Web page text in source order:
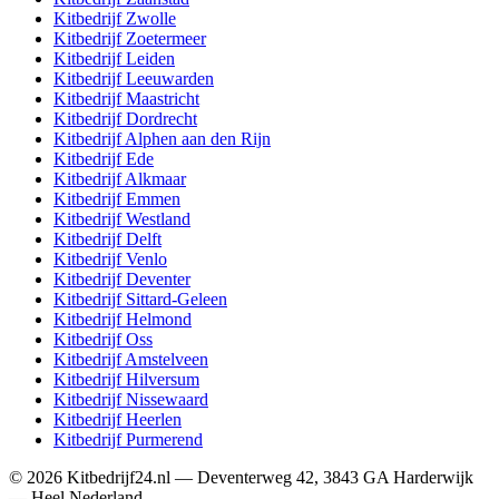
Kitbedrijf Zwolle
Kitbedrijf Zoetermeer
KitbedrijfLeiden
KitbedrijfLeeuwarden
KitbedrijfMaastricht
KitbedrijfDordrecht
KitbedrijfAlphen aan den Rijn
KitbedrijfEde
KitbedrijfAlkmaar
KitbedrijfEmmen
KitbedrijfWestland
KitbedrijfDelft
KitbedrijfVenlo
KitbedrijfDeventer
Kitbedrijf Sittard-Geleen
KitbedrijfHelmond
KitbedrijfOss
KitbedrijfAmstelveen
KitbedrijfHilversum
KitbedrijfNissewaard
KitbedrijfHeerlen
KitbedrijfPurmerend
© 2026 Kitbedrijf24.nl — Deventerweg 42, 3843 GA Harderwijk